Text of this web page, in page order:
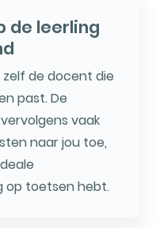
de leerling
de docent die
past. De
vaak
naar jou toe,
op toetsen hebt.